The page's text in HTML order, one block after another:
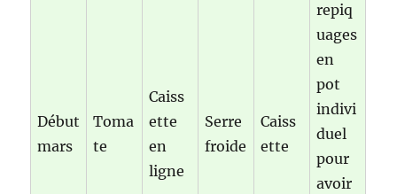
Début
mars
Toma
te
Caiss
ette
en
ligne
Serre
froide
Caiss
ette
repiq
uages
en
pot
indivi
duel
pour
avoir